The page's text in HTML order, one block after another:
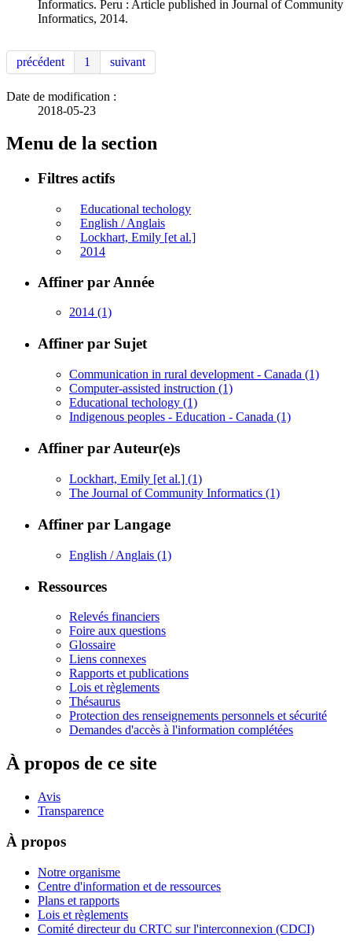
Informatics. Peru : Article published in Journal of Community
Informatics, 2014.
précédent 1 suivant
Date de modification :
2018-05-23
Menu de la section
Filtres actifs
Educational techology
English / Anglais
Lockhart, Emily [et al.]
2014
Affiner par Année
2014 (1)
Affiner par Sujet
Communication in rural development - Canada (1)
Computer-assisted instruction (1)
Educational techology (1)
Indigenous peoples - Education - Canada (1)
Affiner par Auteur(e)s
Lockhart, Emily [et al.] (1)
The Journal of Community Informatics (1)
Affiner par Langage
English / Anglais (1)
Ressources
Relevés financiers
Foire aux questions
Glossaire
Liens connexes
Rapports et publications
Lois et règlements
Thésaurus
Protection des renseignements personnels et sécurité
Demandes d'accès à l'information complétées
À propos de ce site
Avis
Transparence
À propos
Notre organisme
Centre d'information et de ressources
Plans et rapports
Lois et règlements
Comité directeur du CRTC sur l'interconnexion (CDCI)